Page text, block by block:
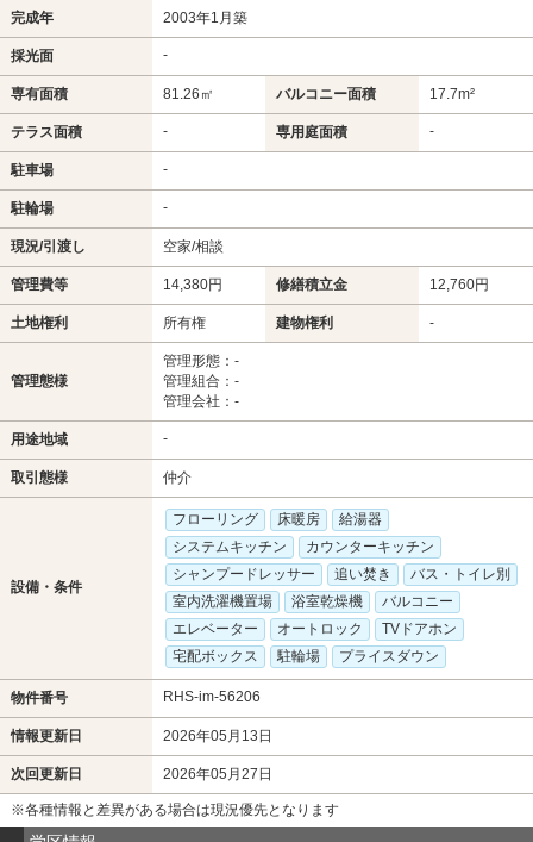
完成年 2003年1月築
採光面 -
専有面積 81.26㎡ バルコニー面積 17.7m²
テラス面積 - 専用庭面積 -
駐車場 -
駐輪場 -
現況/引渡し 空家/相談
管理費等 14,380円 修繕積立金 12,760円
土地権利 所有権 建物権利 -
管理態様
管理形態：-
管理組合：-
管理会社：-
用途地域 -
取引態様 仲介
設備・条件
フローリング 床暖房
給湯器
システムキッチン
カウンターキッチン
シャンプードレッサー
追い焚き
バス・トイレ別
室内洗濯機置場
浴室乾燥機
バルコニー
エレベーター
オートロック
TVドアホン
宅配ボックス
駐輪場 プライスダウン
物件番号 RHS-im-56206
情報更新日 2026年05月13日
次回更新日 2026年05月27日
※各種情報と差異がある場合は現況優先となります